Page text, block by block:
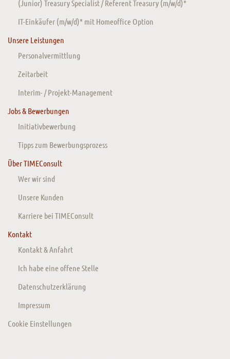
(Junior) Treasury Specialist / Referent Treasury (m/w/d)*
IT-Einkäufer (m/w/d)* mit Homeoffice Option
Unsere Leistungen
Personalvermittlung
Zeitarbeit
Interim- / Projekt-Management
Jobs & Bewerbungen
Initiativbewerbung
Tipps zum Bewerbungsprozess
Über TIMEConsult
Wer wir sind
Unsere Kunden
Karriere bei TIMEConsult
Kontakt
Kontakt & Anfahrt
Ich habe eine offene Stelle
Datenschutzerklärung
Impressum
Cookie Einstellungen